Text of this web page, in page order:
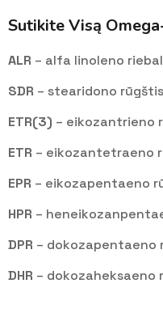
Sutikite Visą
ALR – alfa linoleno
SDR – stearidono rūgštis
ETR(3) – eikozantrieno
ETR – eikozantetraeno
EPR – eikozapentaeno
HPR –
DPR – dokozapentaeno
DHR – dokozaheksaeno